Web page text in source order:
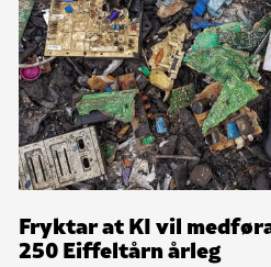
Fryktar at KI vil
250 Eiffeltårn årleg